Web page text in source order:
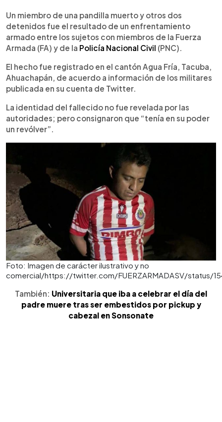
Escuchar artículo
Un miembro de una pandilla muerto y otros dos
detenidos fue el resultado de un enfrentamiento
armado entre los sujetos con miembros de la Fuerza
Armada (FA) y de la Policía Nacional Civil (PNC).
El hecho fue registrado en el cantón Agua Fría, Tacuba,
Ahuachapán, de acuerdo a información de los militares
publicada en su cuenta de Twitter.
La identidad del fallecido no fue revelada por las
autoridades; pero consignaron que “tenía en su poder
un revólver”.
Foto: Imagen de carácter ilustrativo y no
comercial/https://twitter.com/FUERZARMADASV/status/
También: Universitaria que iba a celebrar el día del
padre muere tras ser embestidos por pickup y
cabezal en Sonsonate